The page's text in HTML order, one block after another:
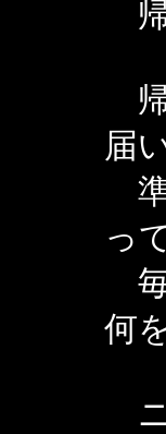
帰
帰
届
準
っ
毎
何
ニ